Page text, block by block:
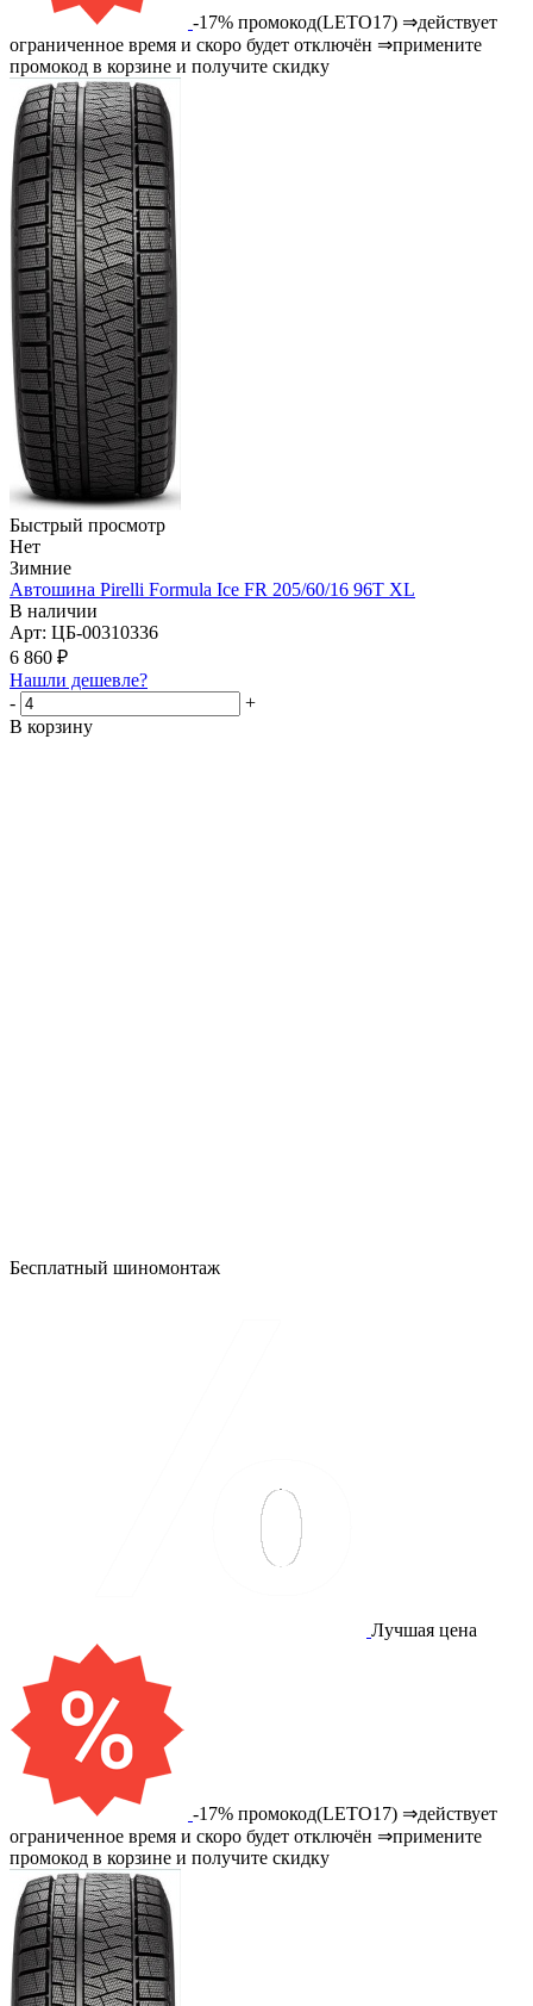
-17% промокод(LETO17) ⇒действует
ограниченное время и скоро будет отключён ⇒примените
промокод в корзине и получите скидку
Быстрый просмотр
Нет
Зимние
Автошина Pirelli Formula Ice FR 205/60/16 96T XL
В наличии
Арт: ЦБ-00310336
6 860 ₽
Нашли дешевле?
-
+
В корзину
Бесплатный шиномонтаж
Лучшая цена
-17% промокод(LETO17) ⇒действует
ограниченное время и скоро будет отключён ⇒примените
промокод в корзине и получите скидку